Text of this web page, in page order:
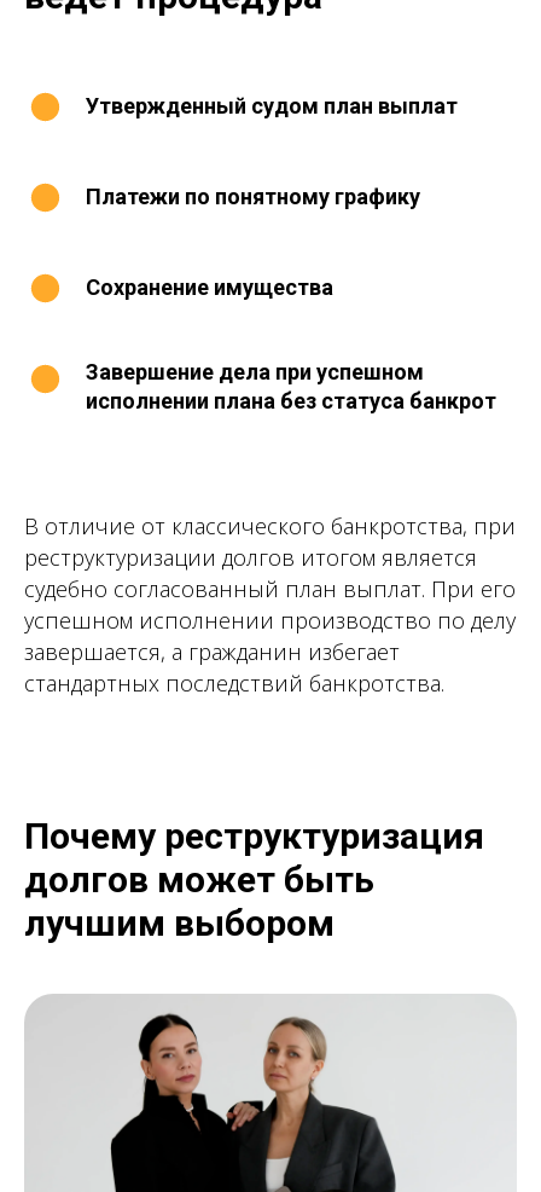
Утвержденный судом план выплат
Платежи по понятному графику
Сохранение имущества
Завершение дела при успешном
исполнении плана без статуса банкрот
В отличие от классического банкротства, при
реструктуризации долгов итогом является
судебно согласованный план выплат. При его
успешном исполнении производство по делу
завершается, а гражданин избегает
стандартных последствий банкротства.
Почему реструктуризация
долгов может быть
лучшим выбором